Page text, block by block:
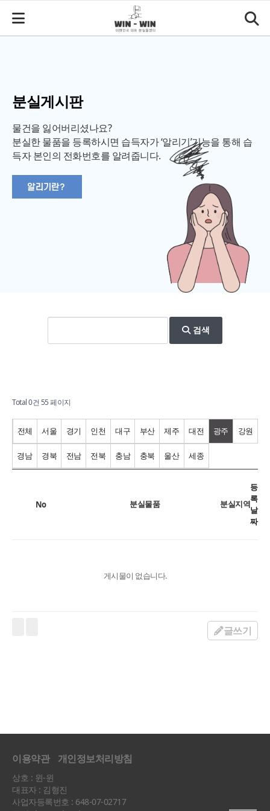
분실게시판
물건을 잃어버리셨나요?
분실한 물품을 등록하시면 습득자가 ‘알리기’기능을 통해 습
득자 본인의 전화번호를 알려줍니다.
검색
Total 0건 55 페이지
전체 서울 경기 인천 대구 부산 제주 대전 광주 강원
경남 경북 전남 전북 충남 충북 울산 세종
No 분실물품 분실지역
등
록
날
짜
게시물이 없습니다.
글쓰기
이용약관 개인정보처리방침
상호 : 윈-윈
대표자 : 김형진
사업자등록번호 : 648-07-02717